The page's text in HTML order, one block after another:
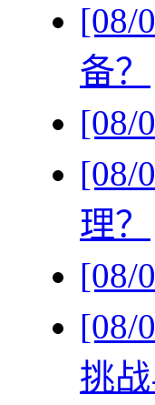
[08/
备？
[08/
[08/
理？
[08/
[08/
挑战